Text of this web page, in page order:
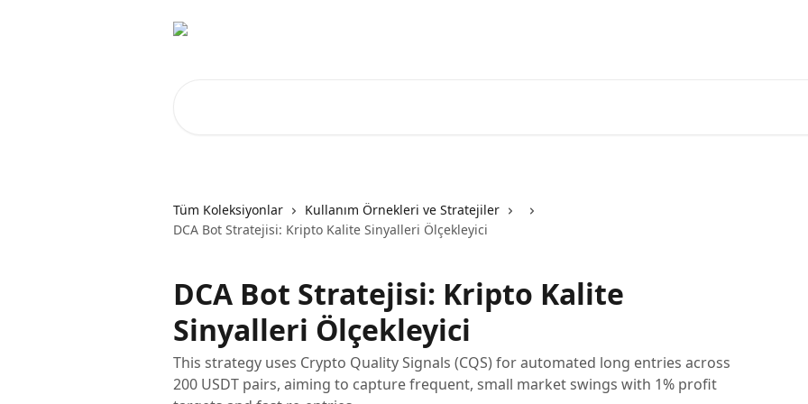
Tüm Koleksiyonlar
Kullanım Örnekleri ve Stratejiler
DCA Bot Stratejisi: Kripto Kalite Sinyalleri Ölçekleyici
DCA Bot Stratejisi: Kripto Kalite
Sinyalleri Ölçekleyici
This strategy uses Crypto Quality Signals (CQS) for automated long entries across
200 USDT pairs, aiming to capture frequent, small market swings with 1% profit